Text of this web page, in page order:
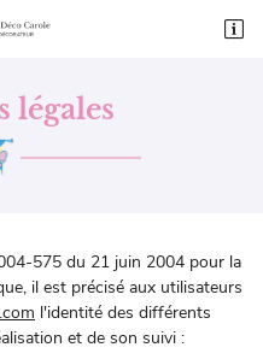

légales
575 du 21 juin 2004 pour la
il est précisé aux utilisateurs
l'identité des différents
et de son suivi :